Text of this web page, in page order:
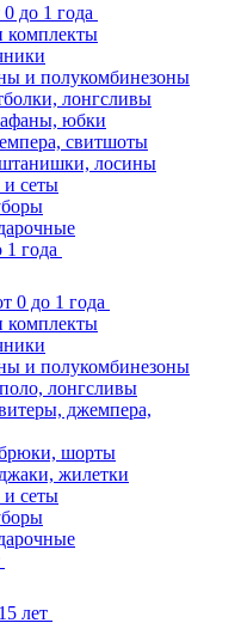
до 1 года
комплекты
и полукомбинезоны
лонгсливы
юбки
свитшоты
лосины
сеты
года
0 до 1 года
комплекты
и полукомбинезоны
лонгсливы
джемпера,
шорты
жилетки
сеты
лет